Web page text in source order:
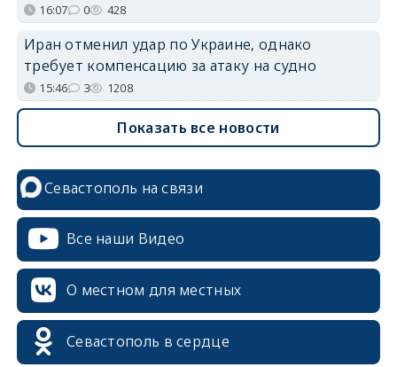
16:07 0 428
Иран отменил удар по Украине, однако
требует компенсацию за атаку на судно
15:46 3 1208
Показать все новости
Севастополь на связи
Все наши Видео
О местном для местных
Севастополь в сердце